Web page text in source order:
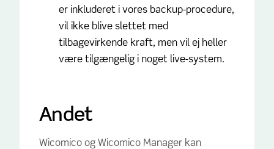
er inkluderet i vores backup-procedure,
vil ikke blive slettet med
tilbagevirkende kraft, men vil ej heller
være tilgængelig i noget live-system.
Andet
Wicomico og Wicomico Manager kan